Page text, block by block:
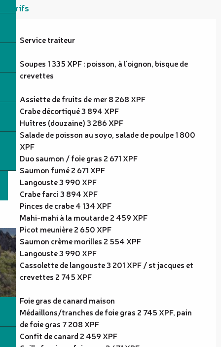
Tarifs
Service traiteur
Soupes 1 335 XPF : poisson, à l'oignon, bisque de
crevettes
Assiette de fruits de mer 8 268 XPF
Crabe décortiqué 3 894 XPF
Huîtres (douzaine) 3 286 XPF
Salade de poisson au soyo, salade de poulpe 1 800
XPF
Duo saumon / foie gras 2 671 XPF
Saumon fumé 2 671 XPF
Langouste 3 990 XPF
Crabe farci 3 894 XPF
Pinces de crabe 4 134 XPF
Mahi-mahi à la moutarde 2 459 XPF
Picot meunière 2 650 XPF
Saumon crème morilles 2 554 XPF
Langouste 3 990 XPF
Cassolette de langouste 3 201 XPF / st jacques et
crevettes 2 745 XPF
Foie gras de canard maison
Médaillons/tranches de foie gras 2 745 XPF, pain
de foie gras 7 208 XPF
Confit de canard 2 459 XPF